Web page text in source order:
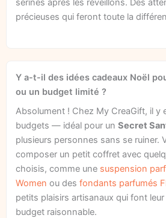
serines après les réveillons. Des
précieuses qui feront toute la
Y a-t-il des idées cadeaux Noël
ou un budget limité ?
Absolument ! Chez My CreaGift, il y
budgets — idéal pour un Secret
plusieurs personnes sans se ruiner.
composer un petit coffret avec
choisis, comme une suspension
Women ou des fondants parfumés
petits plaisirs artisanaux qui font
budget raisonnable.